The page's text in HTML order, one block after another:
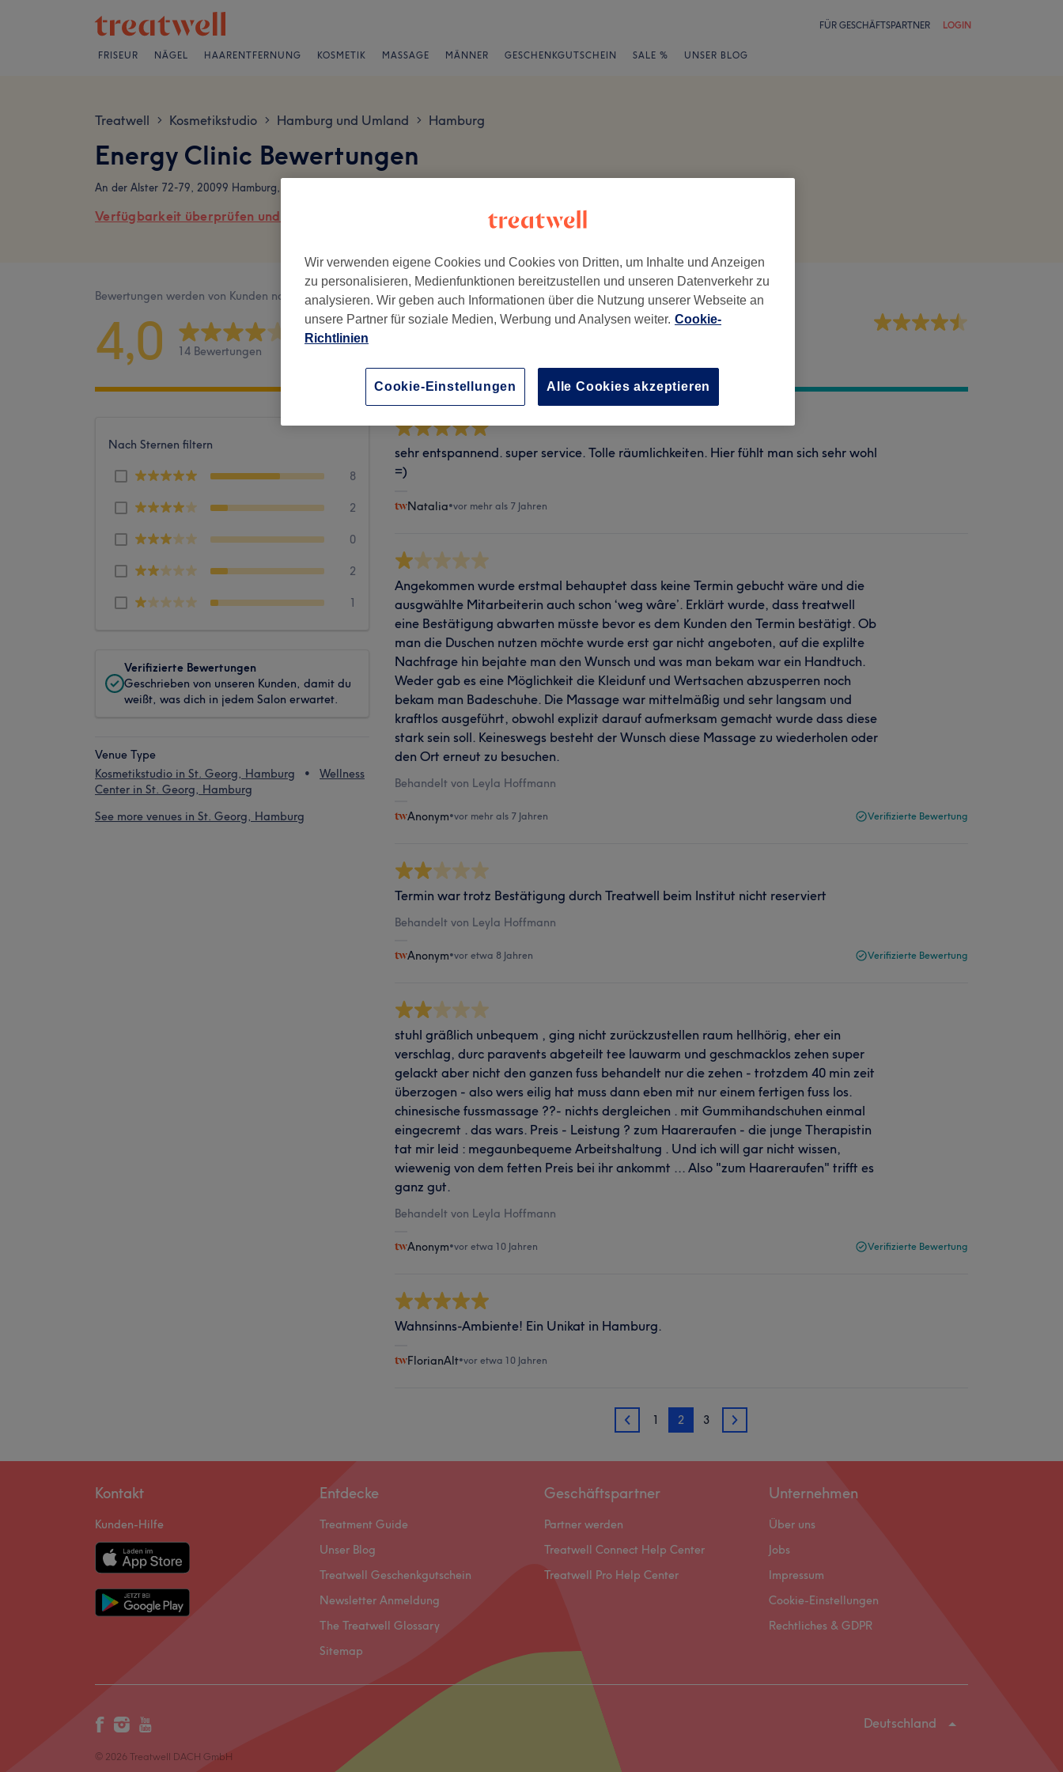
FÜR GESCHÄFTSPARTNER LOGIN
FRISEUR NÄGEL HAARENTFERNUNG KOSMETIK MASSAGE MÄNNER GESCHENKGUTSCHEIN SALE % UNSER BLOG
Treatwell > Kosmetikstudio > Hamburg und Umland > Hamburg
Energy Clinic Bewertungen
An der Alster 72-79, 20099 Hamburg, St. Georg
Verfügbarkeit überprüfen und online buchen
Bewertungen werden von Kunden nach ihrem Besuch geschrieben.
4,0 14 Bewertungen
Ambiente Service
Nach Sternen filtern
8
2
0
2
1
Verifizierte Bewertungen
Geschrieben von unseren Kunden, damit du
weißt, was dich in jedem Salon erwartet.
Venue Type
Kosmetikstudio in St. Georg, Hamburg
Wellness
Center in St. Georg, Hamburg
See more venues in St. Georg, Hamburg
sehr entspannend. super service. Tolle räumlichkeiten. Hier fühlt man sich sehr wohl
=)
Natalia•vor mehr als 7 Jahren
Angekommen wurde erstmal behauptet dass keine Termin gebucht wäre und die
ausgwählte Mitarbeiterin auch schon ‘weg wâre’. Erklärt wurde, dass treatwell
eine Bestätigung abwarten müsste bevor es dem Kunden den Termin bestätigt. Ob
man die Duschen nutzen möchte wurde erst gar nicht angeboten, auf die expliIte
Nachfrage hin bejahte man den Wunsch und was man bekam war ein Handtuch.
Weder gab es eine Möglichkeit die Kleidunf und Wertsachen abzusperren noch
bekam man Badeschuhe. Die Massage war mittelmäßig und sehr langsam und
kraftlos ausgeführt, obwohl explizit darauf aufmerksam gemacht wurde dass diese
stark sein soll. Keineswegs besteht der Wunsch diese Massage zu wiederholen oder
den Ort erneut zu besuchen.
Behandelt von Leyla Hoffmann
Anonym•vor mehr als 7 Jahren Verifizierte Bewertung
Termin war trotz Bestätigung durch Treatwell beim Institut nicht reserviert
Behandelt von Leyla Hoffmann
Anonym•vor etwa 8 Jahren Verifizierte Bewertung
stuhl gräßlich unbequem , ging nicht zurückzustellen raum hellhörig, eher ein
verschlag, durc paravents abgeteilt tee lauwarm und geschmacklos zehen super
gelackt aber nicht den ganzen fuss behandelt nur die zehen - trotzdem 40 min zeit
überzogen - also wers eilig hat muss dann eben mit nur einem fertigen fuss los.
chinesische fussmassage ??- nichts dergleichen . mit Gummihandschuhen einmal
eingecremt . das wars. Preis - Leistung ? zum Haareraufen - die junge Therapistin
tat mir leid : megaunbequeme Arbeitshaltung . Und ich will gar nicht wissen,
wiewenig von dem fetten Preis bei ihr ankommt ... Also "zum Haareraufen" trifft es
ganz gut.
Behandelt von Leyla Hoffmann
Anonym•vor etwa 10 Jahren Verifizierte Bewertung
Wahnsinns-Ambiente! Ein Unikat in Hamburg.
FlorianAlt•vor etwa 10 Jahren
1 1 2 3 3
Kontakt
Kunden-Hilfe
Entdecke
Treatment Guide
Unser Blog
Treatwell Geschenkgutschein
Newsletter Anmeldung
The Treatwell Glossary
Sitemap
Geschäftspartner
Partner werden
Treatwell Connect Help Center
Treatwell Pro Help Center
Unternehmen
Über uns
Jobs
Impressum
Cookie-Einstellungen
Rechtliches & GDPR
Deutschland
© 2026 Treatwell DACH GmbH
Wir verwenden eigene Cookies und Cookies von Dritten, um Inhalte und Anzeigen
zu personalisieren, Medienfunktionen bereitzustellen und unseren Datenverkehr zu
analysieren. Wir geben auch Informationen über die Nutzung unserer Webseite an
unsere Partner für soziale Medien, Werbung und Analysen weiter. Cookie-
Richtlinien
Cookie-Einstellungen Alle Cookies akzeptieren